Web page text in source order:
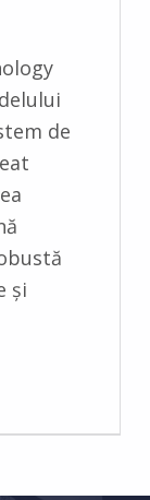
de
și